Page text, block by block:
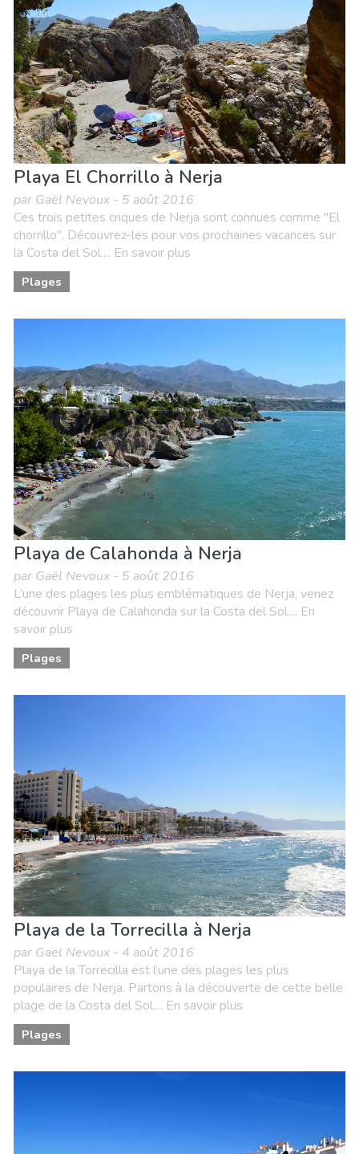
Playa El Chorrillo à Nerja
par Gaël Nevoux - 5 août 2016
Ces trois petites criques de Nerja sont connues comme "El
chorrillo". Découvrez-les pour vos prochaines vacances sur
la Costa del Sol.... En savoir plus
Plages
Playa de Calahonda à Nerja
par Gaël Nevoux - 5 août 2016
L’une des plages les plus emblématiques de Nerja, venez
découvrir Playa de Calahonda sur la Costa del Sol.... En
savoir plus
Plages
Playa de la Torrecilla à Nerja
par Gaël Nevoux - 4 août 2016
Playa de la Torrecilla est l’une des plages les plus
populaires de Nerja. Partons à la découverte de cette belle
plage de la Costa del Sol.... En savoir plus
Plages